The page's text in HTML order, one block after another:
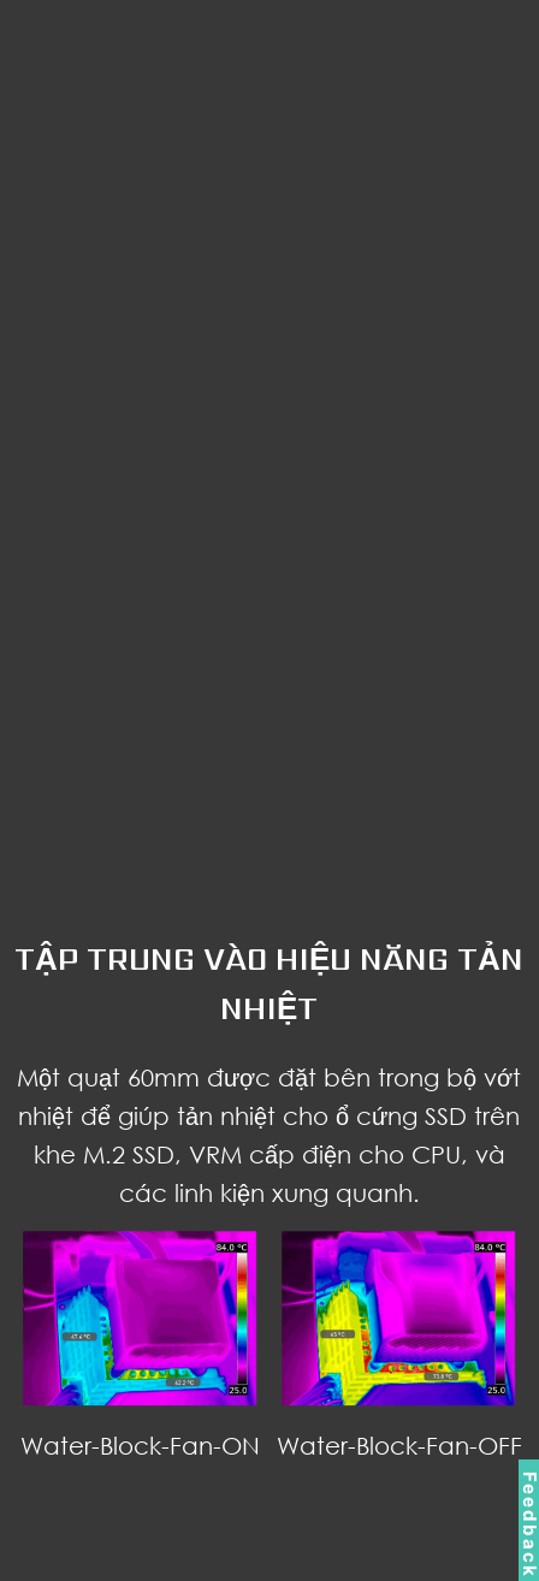
TẬP TRUNG VÀO HIỆU NĂNG TẢN
NHIỆT
Một quạt 60mm được đặt bên trong bộ vớt
nhiệt để giúp tản nhiệt cho ổ cứng SSD trên
khe M.2 SSD, VRM cấp điện cho CPU, và
các linh kiện xung quanh.
Water-Block-Fan-ON Water-Block-Fan-OFF